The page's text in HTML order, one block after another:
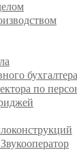
бухгалтера
по